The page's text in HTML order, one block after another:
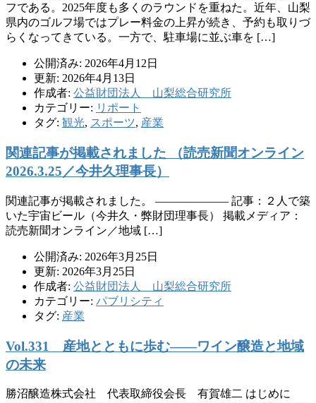
フである。2025年度も多くのラウンドを重ねた。近年、山梨
県内のゴルフ場ではプレー料金の上昇が続き、予約も取りづ
らくなってきている。一方で、駐車場に並ぶ車を […]
公開済み: 2026年4月12日
更新: 2026年4月13日
作成者: 公益財団法人 山梨総合研究所
カテゴリー: リポート
タグ: 観光, スポーツ, 産業
関連記事が掲載されました （読売新聞オンライン
2026.3.25／今井久理事長）
関連記事が掲載されました。 ——————– 記事：２人で築
いた宇宙ビール（今井久・弊財団理事長） 掲載メディア：
読売新聞オンライン／地域 […]
公開済み: 2026年3月25日
更新: 2026年3月25日
作成者: 公益財団法人 山梨総合研究所
カテゴリー: パブリシティ
タグ: 産業
Vol.331 産地とともに歩む――ワイン醸造と地域
の未来
勝沼醸造株式会社 代表取締役会長 有賀雄二 はじめに